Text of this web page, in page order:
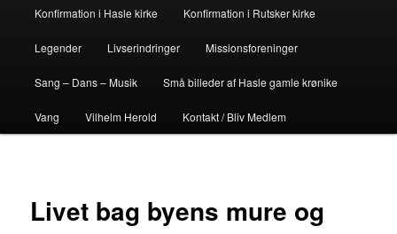
Konfirmation i Hasle kirke Konfirmation i Rutsker kirke
Legender Livserindringer Missionsforeninger
Sang – Dans – Musik Små billeder af Hasle gamle krønike
Vang Vilhelm Herold Kontakt / Bliv Medlem
Livet bag byens mure og